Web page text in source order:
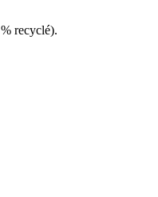
recyclé).